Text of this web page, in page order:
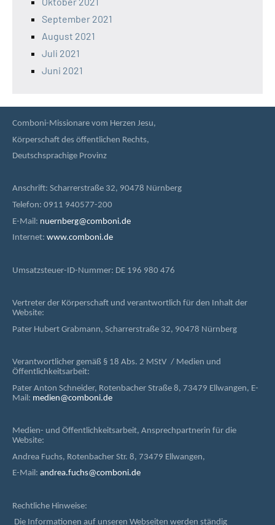
September 2021
August 2021
Juli 2021
Juni 2021
Comboni-Missionare vom Herzen Jesu,
Körperschaft des öffentlichen Rechts,
Deutschsprachige Provinz
Anschrift: Scharrerstraße 32, 90478 Nürnberg
Telefon: 0911 940577-200
E-Mail: nuernberg@comboni.de
Internet: www.comboni.de
Umsatzsteuer-ID-Nummer: DE 196 980 476
Vertreter der Körperschaft und verantwortlich für den Inhalt der
Website:
Pater Hubert Grabmann, Scharrerstraße 32, 90478 Nürnberg
Verantwortlicher gemäß § 18 Abs. 2 MStV / Medien und
Öffentlichkeitsarbeit:
Pater Anton Schneider, Rotenbacher Straße 8, 73479 Ellwangen, E-
Mail: medien@comboni.de
Medien- und Öffentlichkeitsarbeit, Ansprechpartnerin für die
Website:
Andrea Fuchs, Rotenbacher Str. 8, 73479 Ellwangen,
E-Mail: andrea.fuchs@comboni.de
Rechtliche Hinweise:
Die Informationen auf unseren Webseiten werden ständig